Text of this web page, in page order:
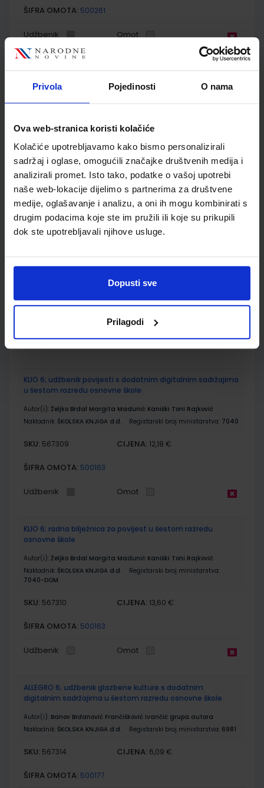
Privola Pojedinosti O nama
Ova web-stranica koristi kolačiće
Kolačiće upotrebljavamo kako bismo personalizirali
sadržaj i oglase, omogućili značajke društvenih medija i
analizirali promet. Isto tako, podatke o vašoj upotrebi
naše web-lokacije dijelimo s partnerima za društvene
medije, oglašavanje i analizu, a oni ih mogu kombinirati s
drugim podacima koje ste im pružili ili koje su prikupili
dok ste upotrebljavali njihove usluge.
Dopusti sve
Prilagodi
ŠIFRA OMOTA: 500261
Udžbenik Omot
GEA 2; udžbenik geografije s dodatnim digitalnim
sadržajima u šestom razredu osnovne škole
Autor(i):Orešić Tišma Vuk Bujan Kralj
ŠIFRA OMOTA: 500175
Udžbenik Omot
GEA 2; radna bilježnica za geografiju u šestom razredu
osnovne škole
Udžbenik Omot
KLIO 6; udžbenik povijesti s dodatnim digitalnim sadržajima
u šestom razredu osnovne škole
Autor(i): Željko Brdal Margita Madunić Kaniški Toni Rajković
Nakladnik: ŠKOLSKA KNJIGA d.d. Registarski broj ministarstva: 7040
SKU: 567309 CIJENA: 12,18 €
ŠIFRA OMOTA: 500163
Udžbenik Omot
KLIO 6; radna bilježnica za povijest u šestom razredu
osnovne škole
Autor(i): Željko Brdal Margita Madunić Kaniški Toni Rajković
Nakladnik: ŠKOLSKA KNJIGA d.d.
Registarski broj ministarstva:
7040-DOM
SKU: 567310 CIJENA: 13,60 €
ŠIFRA OMOTA: 500163
Udžbenik Omot
ALLEGRO 6; udžbenik glazbene kulture s dodatnim
digitalnim sadržajima u šestom razredu osnovne škole
Autor(i): Banov Brđanović Frančišković Ivančić grupa autora
Nakladnik: ŠKOLSKA KNJIGA d.d. Registarski broj ministarstva: 6981
SKU: 567314 CIJENA: 6,09 €
ŠIFRA OMOTA: 500177